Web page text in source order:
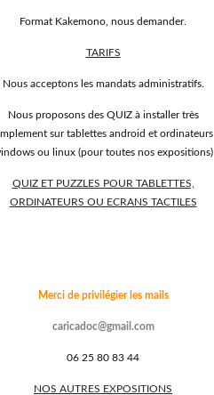
Format Kakemono, nous demander.
TARIFS
Nous acceptons les mandats administratifs.
Nous proposons des QUIZ à installer très
sur tablettes android et ordinateurs
ou linux (pour toutes nos expositions)
QUIZ ET PUZZLES POUR TABLETTES,
ORDINATEURS OU ECRANS TACTILES
Merci de privilégier les mails
caricadoc@gmail.com
06 25 80 83 44
NOS AUTRES EXPOSITIONS